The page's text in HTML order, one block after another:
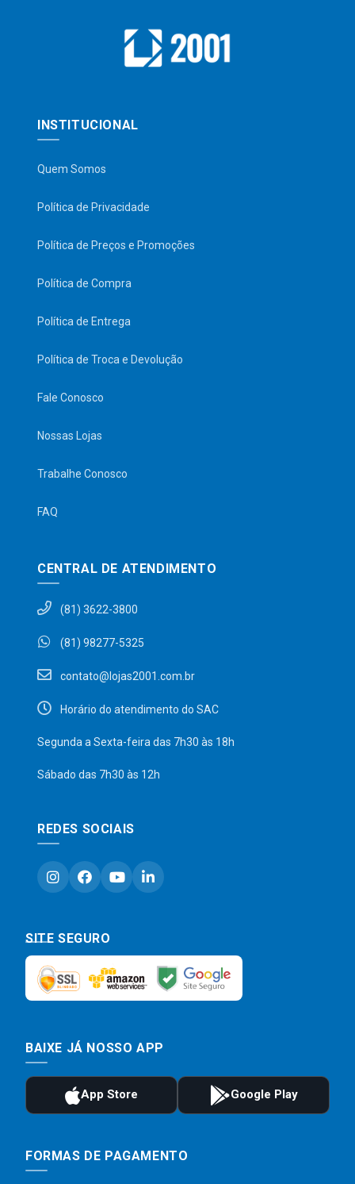
INSTITUCIONAL
Quem Somos
Política de Privacidade
Política de Preços e Promoções
Política de Compra
Política de Entrega
Política de Troca e Devolução
Fale Conosco
Nossas Lojas
Trabalhe Conosco
FAQ
CENTRAL DE ATENDIMENTO
(81) 3622-3800
(81) 98277-5325
contato@lojas2001.com.br
Horário do atendimento do SAC
Segunda a Sexta-feira das 7h30 às 18h
Sábado das 7h30 às 12h
REDES SOCIAIS
SITE SEGURO
BAIXE JÁ NOSSO APP
FORMAS DE PAGAMENTO